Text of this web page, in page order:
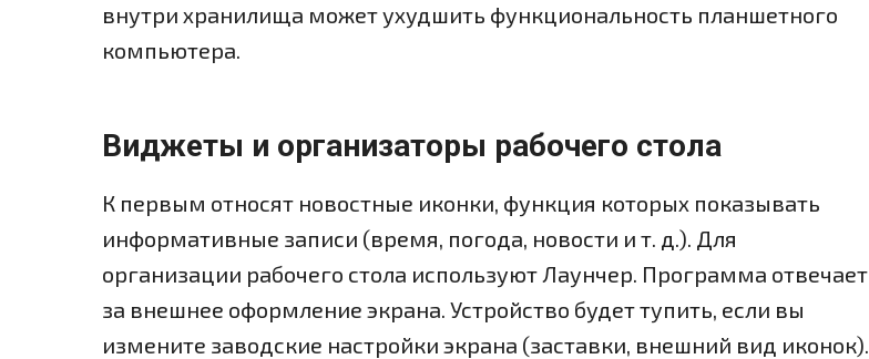
внутри хранилища может ухудшить функциональность планшетного
компьютера.
Виджеты и организаторы рабочего стола
К первым относят новостные иконки, функция которых показывать
информативные записи (время, погода, новости и т. д.). Для
организации рабочего стола используют Лаунчер. Программа отвечает
за внешнее оформление экрана. Устройство будет тупить, если вы
измените заводские настройки экрана (заставки, внешний вид иконок).